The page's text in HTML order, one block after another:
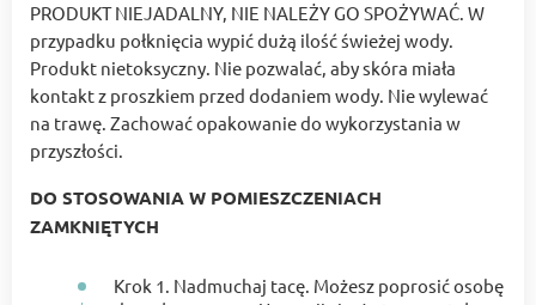
PRODUKT NIEJADALNY, NIE NALEŻY GO SPOŻYWAĆ. W
przypadku połknięcia wypić dużą ilość świeżej wody.
Produkt nietoksyczny. Nie pozwalać, aby skóra miała
kontakt z proszkiem przed dodaniem wody. Nie wylewać
na trawę. Zachować opakowanie do wykorzystania w
przyszłości.
DO STOSOWANIA W POMIESZCZENIACH
ZAMKNIĘTYCH
Krok 1. Nadmuchaj tacę. Możesz poprosić osobę